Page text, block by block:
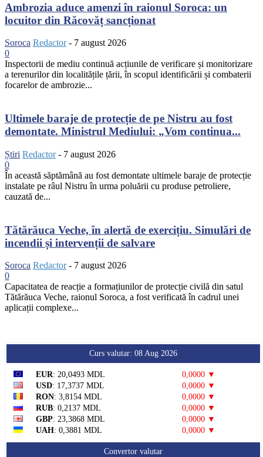
Ambrozia aduce amenzi în raionul Soroca: un
locuitor din Răcovăț sancționat
Soroca Redactor - 7 august 2026
0
Inspectorii de mediu continuă acțiunile de verificare și monitorizare
a terenurilor din localitățile țării, în scopul identificării și combaterii
focarelor de ambrozie...
Ultimele baraje de protecție de pe Nistru au fost
demontate. Ministrul Mediului: „Vom continua...
Știri Redactor - 7 august 2026
0
În această săptămână au fost demontate ultimele baraje de protecție
instalate pe râul Nistru în urma poluării cu produse petroliere,
cauzată de...
Tătărăuca Veche, în alertă de exercițiu. Simulări de
incendii și intervenții de salvare
Soroca Redactor - 7 august 2026
0
Capacitatea de reacție a formațiunilor de protecție civilă din satul
Tătărăuca Veche, raionul Soroca, a fost verificată în cadrul unei
aplicații complexe...
Curs valutar: 08 Aug 2026
EUR: 20,0493 MDL
0,0000 ▼
USD: 17,3737 MDL
0,0000 ▼
RON: 3,8154 MDL
0,0000 ▼
RUB: 0,2137 MDL
0,0000 ▼
GBP: 23,3868 MDL
0,0000 ▼
UAH: 0,3881 MDL 0,0000 ▼
Convertor valutar